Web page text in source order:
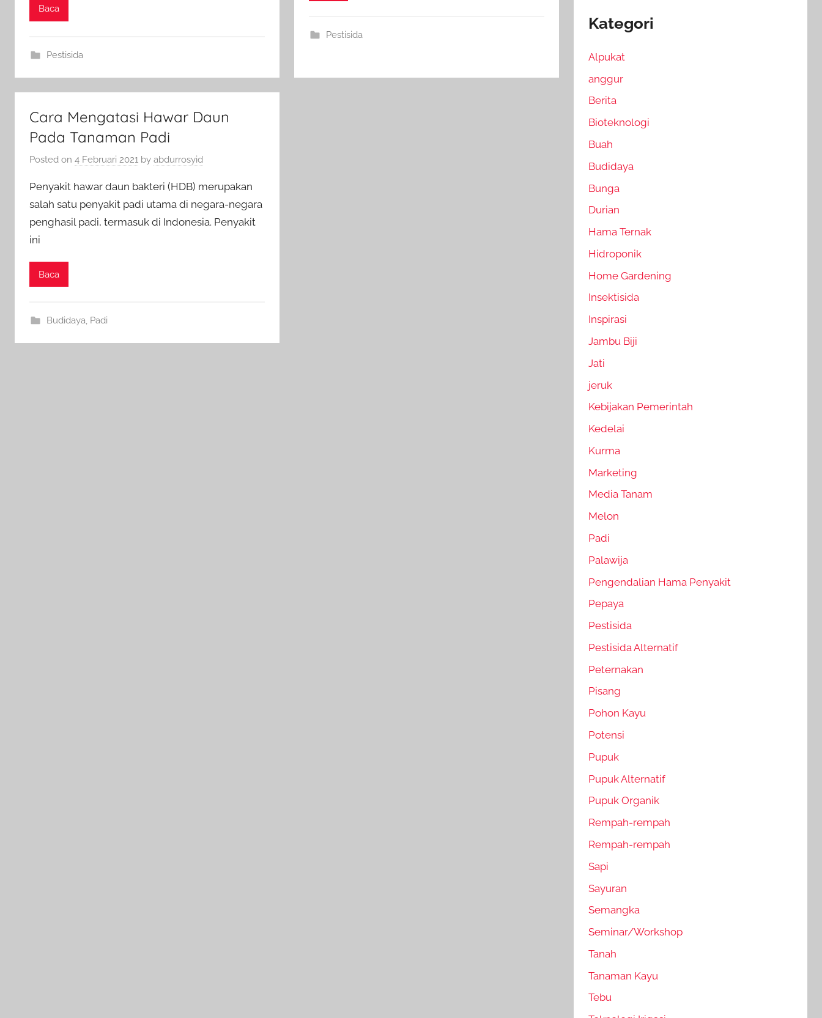
Baca
Pestisida
Pestisida
Cara Mengatasi Hawar Daun
Pada Tanaman Padi
Posted on 4 Februari 2021 by abdurrosyid
Penyakit hawar daun bakteri (HDB) merupakan
salah satu penyakit padi utama di negara-negara
penghasil padi, termasuk di Indonesia. Penyakit
ini
Baca
Budidaya, Padi
Kategori
Alpukat
anggur
Berita
Bioteknologi
Buah
Budidaya
Bunga
Durian
Hama Ternak
Hidroponik
Home Gardening
Insektisida
Inspirasi
Jambu Biji
Jati
jeruk
Kebijakan Pemerintah
Kedelai
Kurma
Marketing
Media Tanam
Melon
Padi
Palawija
Pengendalian Hama Penyakit
Pepaya
Pestisida
Pestisida Alternatif
Peternakan
Pisang
Pohon Kayu
Potensi
Pupuk
Pupuk Alternatif
Pupuk Organik
Rempah-rempah
Rempah-rempah
Sapi
Sayuran
Semangka
Seminar/Workshop
Tanah
Tanaman Kayu
Tebu